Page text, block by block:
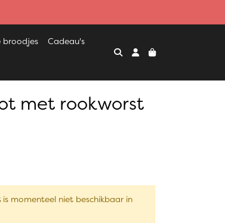
broodjes Cadeau's
met rookworst
is momenteel niet beschikbaar in